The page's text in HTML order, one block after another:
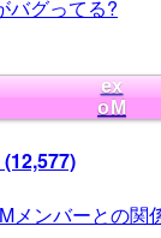
バグってる?
ex
oM
(12,577)
メンバーとの関